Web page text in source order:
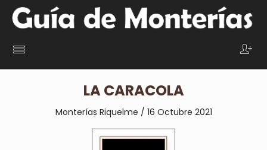
LA CARACOLA
Monterías Riquelme / 16 Octubre 2021